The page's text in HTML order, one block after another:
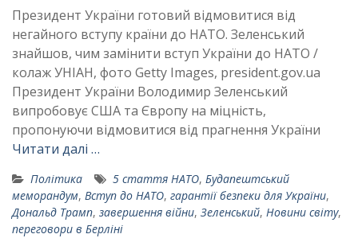
Президент України готовий відмовитися від
негайного вступу країни до НАТО. Зеленський
знайшов, чим замінити вступ України до НАТО /
колаж УНІАН, фото Getty Images, president.gov.ua
Президент України Володимир Зеленський
випробовує США та Європу на міцність,
пропонуючи відмовитися від прагнення України
Читати далі …
Політика 5 стаття НАТО, Будапештський
меморандум, Вступ до НАТО, гарантії безпеки для України,
Дональд Трамп, завершення війни, Зеленський, Новини світу,
переговори в Берліні